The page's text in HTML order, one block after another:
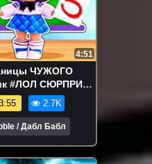
4:51
ЧУЖОГО
#ЛОЛ СЮРПРИЗ
2.7K
/ Дабл Бабл